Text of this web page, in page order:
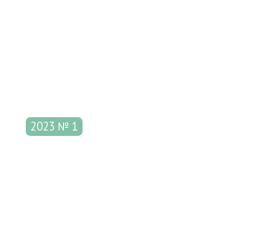
2023 № 1